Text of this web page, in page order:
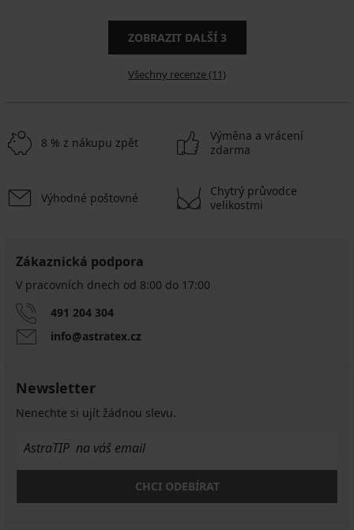
ZOBRAZIT DALŠÍ 3
Všechny recenze (11)
8 % z nákupu zpět
Výměna a vrácení
zdarma
Výhodné poštovné
Chytrý průvodce
velikostmi
Zákaznická podpora
V pracovních dnech od 8:00 do 17:00
491 204 304
info@astratex.cz
Newsletter
Nenechte si ujít žádnou slevu.
CHCI ODEBÍRAT